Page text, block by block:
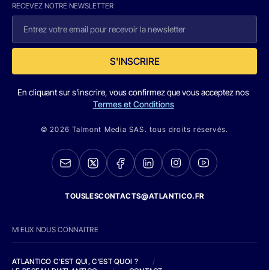
RECEVEZ NOTRE NEWSLETTER
S'INSCRIRE
En cliquant sur s'inscrire, vous confirmez que vous acceptez nos
Termes et Conditions
© 2026 Talmont Media SAS. tous droits réservés.
TOUSLESCONTACTS@ATLANTICO.FR
MIEUX NOUS CONNAITRE
ATLANTICO C'EST QUI, C'EST QUOI ?
/